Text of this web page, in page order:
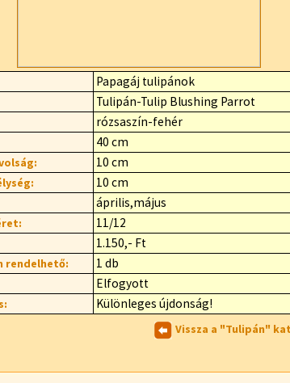
Papagáj tulipánok
Tulipán-Tulip Blushing Parrot
rózsaszín-fehér
40 cm
10 cm
10 cm
április,május
11/12
1.150,- Ft
rendelhető: 1 db
Elfogyott
Különleges újdonság!
Vissza a "Tulipán"